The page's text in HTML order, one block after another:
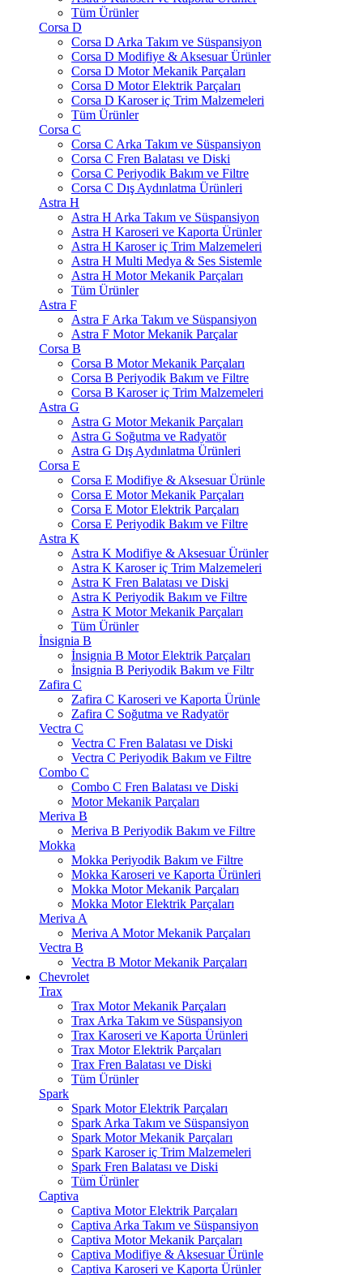
Tüm Ürünler
Corsa D
Corsa D Arka Takım ve Süspansiyon
Corsa D Modifiye & Aksesuar Ürünler
Corsa D Motor Mekanik Parçaları
Corsa D Motor Elektrik Parçaları
Corsa D Karoser iç Trim Malzemeleri
Tüm Ürünler
Corsa C
Corsa C Arka Takım ve Süspansiyon
Corsa C Fren Balatası ve Diski
Corsa C Periyodik Bakım ve Filtre
Corsa C Dış Aydınlatma Ürünleri
Astra H
Astra H Arka Takım ve Süspansiyon
Astra H Karoseri ve Kaporta Ürünler
Astra H Karoser iç Trim Malzemeleri
Astra H Multi Medya & Ses Sistemle
Astra H Motor Mekanik Parçaları
Tüm Ürünler
Astra F
Astra F Arka Takım ve Süspansiyon
Astra F Motor Mekanik Parçalar
Corsa B
Corsa B Motor Mekanik Parçaları
Corsa B Periyodik Bakım ve Filtre
Corsa B Karoser iç Trim Malzemeleri
Astra G
Astra G Motor Mekanik Parçaları
Astra G Soğutma ve Radyatör
Astra G Dış Aydınlatma Ürünleri
Corsa E
Corsa E Modifiye & Aksesuar Ürünle
Corsa E Motor Mekanik Parçaları
Corsa E Motor Elektrik Parçaları
Corsa E Periyodik Bakım ve Filtre
Astra K
Astra K Modifiye & Aksesuar Ürünler
Astra K Karoser iç Trim Malzemeleri
Astra K Fren Balatası ve Diski
Astra K Periyodik Bakım ve Filtre
Astra K Motor Mekanik Parçaları
Tüm Ürünler
İnsignia B
İnsignia B Motor Elektrik Parçaları
İnsignia B Periyodik Bakım ve Filtr
Zafira C
Zafira C Karoseri ve Kaporta Ürünle
Zafira C Soğutma ve Radyatör
Vectra C
Vectra C Fren Balatası ve Diski
Vectra C Periyodik Bakım ve Filtre
Combo C
Combo C Fren Balatası ve Diski
Motor Mekanik Parçaları
Meriva B
Meriva B Periyodik Bakım ve Filtre
Mokka
Mokka Periyodik Bakım ve Filtre
Mokka Karoseri ve Kaporta Ürünleri
Mokka Motor Mekanik Parçaları
Mokka Motor Elektrik Parçaları
Meriva A
Meriva A Motor Mekanik Parçaları
Vectra B
Vectra B Motor Mekanik Parçaları
Chevrolet
Trax
Trax Motor Mekanik Parçaları
Trax Arka Takım ve Süspansiyon
Trax Karoseri ve Kaporta Ürünleri
Trax Motor Elektrik Parçaları
Trax Fren Balatası ve Diski
Tüm Ürünler
Spark
Spark Motor Elektrik Parçaları
Spark Arka Takım ve Süspansiyon
Spark Motor Mekanik Parçaları
Spark Karoser iç Trim Malzemeleri
Spark Fren Balatası ve Diski
Tüm Ürünler
Captiva
Captiva Motor Elektrik Parçaları
Captiva Arka Takım ve Süspansiyon
Captiva Motor Mekanik Parçaları
Captiva Modifiye & Aksesuar Ürünle
Captiva Karoseri ve Kaporta Ürünler